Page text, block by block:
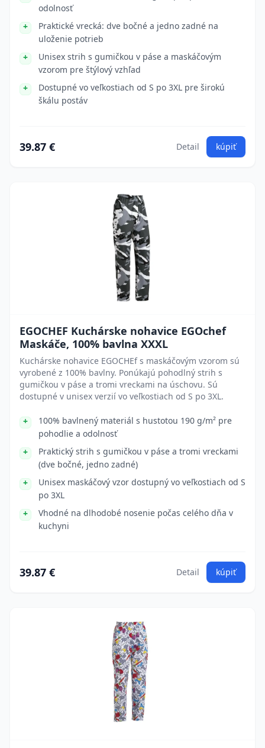
odolnosť
Praktické vrecká: dve bočné a jedno zadné na
uloženie potrieb
Unisex strih s gumičkou v páse a maskáčovým
vzorom pre štýlový vzhľad
Dostupné vo veľkostiach od S po 3XL pre širokú
škálu postáv
39.87 € Detail kúpiť
EGOCHEF Kuchárske nohavice EGOchef
Maskáče, 100% bavlna XXXL
Kuchárske nohavice EGOCHEf s maskáčovým vzorom sú
vyrobené z 100% bavlny. Ponúkajú pohodlný strih s
gumičkou v páse a tromi vreckami na úschovu. Sú
dostupné v unisex verzií vo veľkostiach od S po 3XL.
100% bavlnený materiál s hustotou 190 g/m² pre
pohodlie a odolnosť
Praktický strih s gumičkou v páse a tromi vreckami
(dve bočné, jedno zadné)
Unisex maskáčový vzor dostupný vo veľkostiach od S
po 3XL
Vhodné na dlhodobé nosenie počas celého dňa v
kuchyni
39.87 € Detail kúpiť